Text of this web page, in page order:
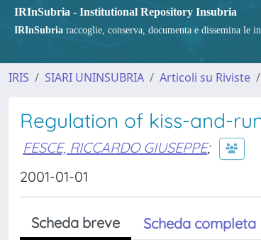
IRInSubria - Institutional Repository Insubria
IRInSubria raccoglie, conserva, documenta e dissemina
IRIS SIARI UNINSUBRIA Articoli su Riviste
Regulation of kiss-and-
FESCE, RICCARDO GIUSEPPE;
2001-01-01
Scheda breve Scheda completa